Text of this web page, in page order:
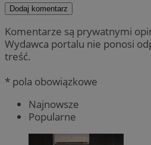
Dodaj komentarz
Komentarze są prywatnymi
Wydawca portalu nie ponosi
treść.
* pola obowiązkowe
Najnowsze
Popularne